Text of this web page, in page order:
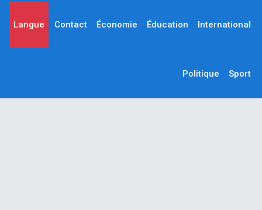
Langue Contact Économie Éducation International
Politique Sport